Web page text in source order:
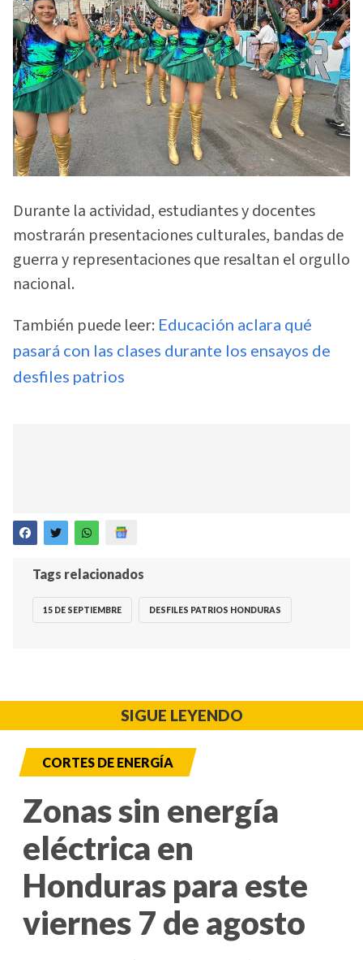
Durante la actividad, estudiantes y docentes
mostrarán presentaciones culturales, bandas de
guerra y representaciones que resaltan el orgullo
nacional.
También puede leer: Educación aclara qué
pasará con las clases durante los ensayos de
desfiles patrios
Tags relacionados
15 DE SEPTIEMBRE DESFILES PATRIOS HONDURAS
SIGUE LEYENDO
CORTES DE ENERGÍA
Zonas sin energía
eléctrica en
Honduras para este
viernes 7 de agosto